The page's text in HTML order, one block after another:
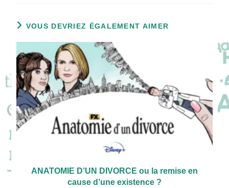
VOUS DEVRIEZ ÉGALEMENT AIMER
ANATOMIE D’UN DIVORCE ou la remise en
cause d’une existence ?